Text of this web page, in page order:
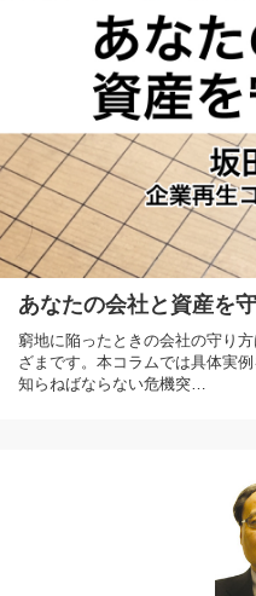
あなたの会社と資産を
窮地に陥ったときの会社の守り
ざまです。本コラムでは具体実
知らねばならない危機突…